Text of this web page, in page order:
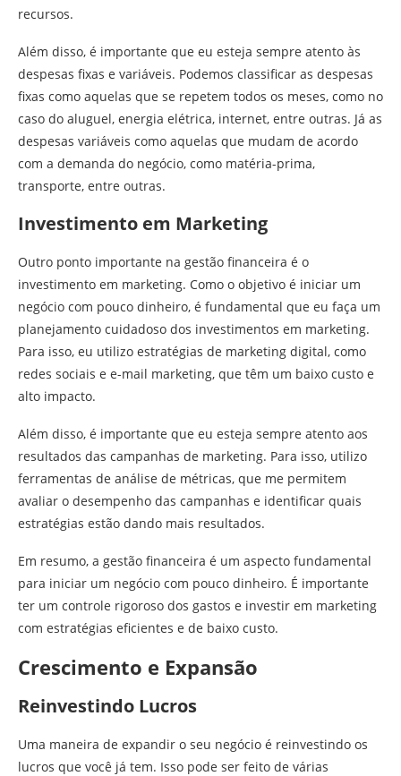
recursos.
Além disso, é importante que eu esteja sempre atento às
despesas fixas e variáveis. Podemos classificar as despesas
fixas como aquelas que se repetem todos os meses, como no
caso do aluguel, energia elétrica, internet, entre outras. Já as
despesas variáveis como aquelas que mudam de acordo
com a demanda do negócio, como matéria-prima,
transporte, entre outras.
Investimento em Marketing
Outro ponto importante na gestão financeira é o
investimento em marketing. Como o objetivo é iniciar um
negócio com pouco dinheiro, é fundamental que eu faça um
planejamento cuidadoso dos investimentos em marketing.
Para isso, eu utilizo estratégias de marketing digital, como
redes sociais e e-mail marketing, que têm um baixo custo e
alto impacto.
Além disso, é importante que eu esteja sempre atento aos
resultados das campanhas de marketing. Para isso, utilizo
ferramentas de análise de métricas, que me permitem
avaliar o desempenho das campanhas e identificar quais
estratégias estão dando mais resultados.
Em resumo, a gestão financeira é um aspecto fundamental
para iniciar um negócio com pouco dinheiro. É importante
ter um controle rigoroso dos gastos e investir em marketing
com estratégias eficientes e de baixo custo.
Crescimento e Expansão
Reinvestindo Lucros
Uma maneira de expandir o seu negócio é reinvestindo os
lucros que você já tem. Isso pode ser feito de várias